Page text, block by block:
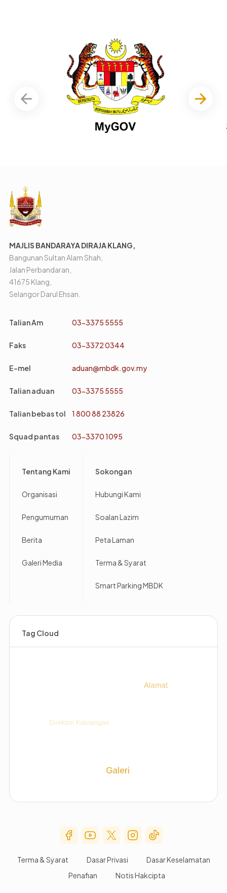
MAJLIS BANDARAYA DIRAJA KLANG,
Bangunan Sultan Alam Shah,
Jalan Perbandaran,
41675 Klang,
Selangor Darul Ehsan.
Talian Am 03-3375 5555
Faks 03-3372 0344
E-mel aduan@mbdk.gov.my
Talian aduan 03-3375 5555
Talian bebas tol 1 800 88 23826
Squad pantas 03-3370 1095
Tentang Kami
Organisasi
Pengumuman
Berita
Galeri Media
Sokongan
Hubungi Kami
Soalan Lazim
Peta Laman
Terma & Syarat
Smart Parking MBDK
Tag Cloud
Social Media Menu
Terma & Syarat Dasar Privasi
Dasar Keselamatan
Penafian
Notis Hakcipta